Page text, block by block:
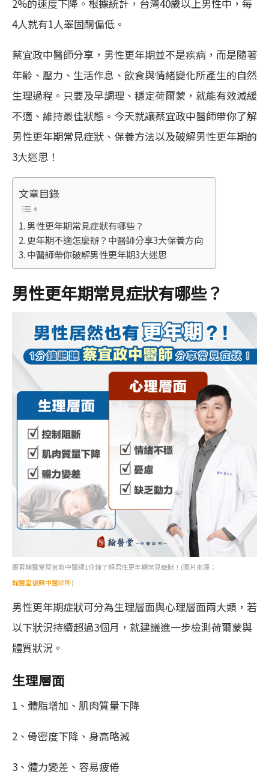
2%的速度下降。根據統計，台灣40歲以上男性中，每
4人就有1人睪固酮偏低。
蔡宜政中醫師分享，男性更年期並不是疾病，而是隨著
年齡、壓力、生活作息、飲食與情緒變化所產生的自然
生理過程。只要及早調理、穩定荷爾蒙，就能有效減緩
不適、維持最佳狀態。今天就讓蔡宜政中醫師帶你了解
男性更年期常見症狀、保養方法以及破解男性更年期的
3大迷思！
文章目錄
男性更年期常見症狀有哪些？
更年期不適怎麼辦？中醫師分享3大保養方向
中醫師帶你破解男性更年期3大迷思
男性更年期常見症狀有哪些？
跟著翰醫堂蔡宜政中醫師1分鐘了解男性更年期常見症狀！(圖片來源：
翰醫堂復興中醫診所)
男性更年期症狀可分為生理層面與心理層面兩大類，若
以下狀況持續超過3個月，就建議進一步檢測荷爾蒙與
體質狀況。
生理層面
1、體脂增加、肌肉質量下降
2、骨密度下降、身高略減
3、體力變差、容易疲倦